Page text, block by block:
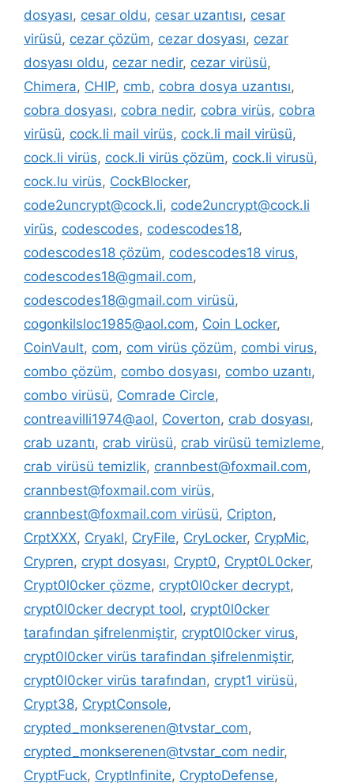
dosyası, cesar oldu, cesar uzantısı, cesar
virüsü, cezar çözüm, cezar dosyası, cezar
dosyası oldu, cezar nedir, cezar virüsü,
Chimera, CHIP, cmb, cobra dosya uzantısı,
cobra dosyası, cobra nedir, cobra virüs, cobra
virüsü, cock.li mail virüs, cock.li mail virüsü,
cock.li virüs, cock.li virüs çözüm, cock.li virusü,
cock.lu virüs, CockBlocker,
code2uncrypt@cock.li, code2uncrypt@cock.li
virüs, codescodes, codescodes18,
codescodes18 çözüm, codescodes18 virus,
codescodes18@gmail.com,
codescodes18@gmail.com virüsü,
cogonkilsloc1985@aol.com, Coin Locker,
CoinVault, com, com virüs çözüm, combi virus,
combo çözüm, combo dosyası, combo uzantı,
combo virüsü, Comrade Circle,
contreavilli1974@aol, Coverton, crab dosyası,
crab uzantı, crab virüsü, crab virüsü temizleme,
crab virüsü temizlik, crannbest@foxmail.com,
crannbest@foxmail.com virüs,
crannbest@foxmail.com virüsü, Cripton,
CrptXXX, Cryakl, CryFile, CryLocker, CrypMic,
Crypren, crypt dosyası, Crypt0, Crypt0L0cker,
Crypt0l0cker çözme, crypt0l0cker decrypt,
crypt0l0cker decrypt tool, crypt0l0cker
tarafından şifrelenmiştir, crypt0l0cker virus,
crypt0l0cker virüs tarafindan şifrelenmiştir,
crypt0l0cker virüs tarafından, crypt1 virüsü,
Crypt38, CryptConsole,
crypted_monkserenen@tvstar_com,
crypted_monkserenen@tvstar_com nedir,
CryptFuck, CryptInfinite, CryptoDefense,